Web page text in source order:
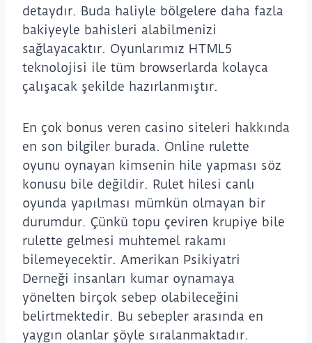
detaydır. Buda haliyle bölgelere daha fazla
bakiyeyle bahisleri alabilmenizi
sağlayacaktır. Oyunlarımız HTML5
teknolojisi ile tüm browserlarda kolayca
çalışacak şekilde hazırlanmıştır.
En çok bonus veren casino siteleri hakkında
en son bilgiler burada. Online rulette
oyunu oynayan kimsenin hile yapması söz
konusu bile değildir. Rulet hilesi canlı
oyunda yapılması mümkün olmayan bir
durumdur. Çünkü topu çeviren krupiye bile
rulette gelmesi muhtemel rakamı
bilemeyecektir. Amerikan Psikiyatri
Derneği insanları kumar oynamaya
yönelten birçok sebep olabileceğini
belirtmektedir. Bu sebepler arasında en
yaygın olanlar şöyle sıralanmaktadır.